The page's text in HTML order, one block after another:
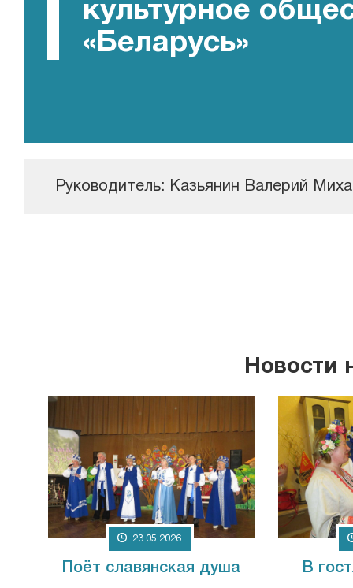
культурное
«Беларусь»
Руководитель: Казьянин Валерий
Новости
23.05.2026
Поёт славянская душа В